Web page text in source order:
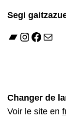
Segi
Bandcamp
Instagram
Mail
Changer de
Voir le site en